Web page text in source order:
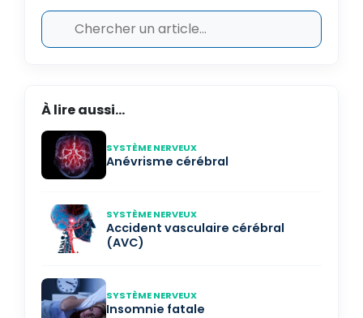
À lire aussi...
SYSTÈME NERVEUX
Anévrisme cérébral
SYSTÈME NERVEUX
Accident vasculaire cérébral
(AVC)
SYSTÈME NERVEUX
Insomnie fatale